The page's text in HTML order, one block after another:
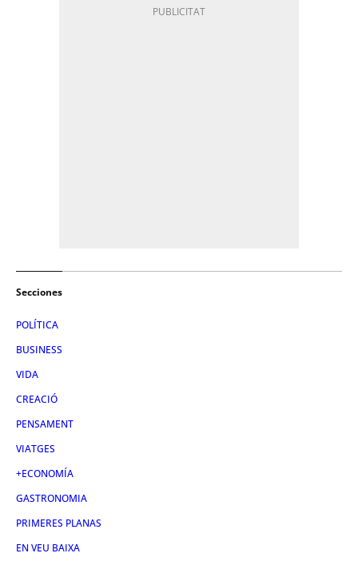
Secciones
POLÍTICA
BUSINESS
VIDA
CREACIÓ
PENSAMENT
VIATGES
+ECONOMÍA
GASTRONOMIA
PRIMERES PLANAS
EN VEU BAIXA